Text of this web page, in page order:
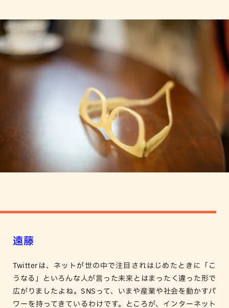
遠藤
Twitterは、ネットが世の中で注目されはじめたときに「こ
うなる」といろんな人が言った未来とはまったく違った形で
広がりましたよね。SNSって、いまや産業や社会を動かすパ
ワーを持ってきているわけです。ところが、インターネット